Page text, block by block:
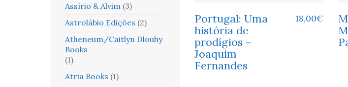
Portugal: Uma
história de
prodígios –
Joaquim
Fernandes
18,00€
Assírio & Alvim (3)
Astrolábio Edições (2)
Atheneum/Caitlyn Dlouhy
Books
(1)
Atria Books (1)